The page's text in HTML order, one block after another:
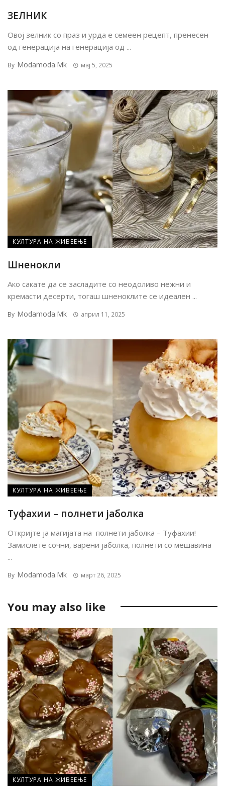
ЗЕЛНИК
Овој зелник со праз и урда е семеен рецепт, пренесен
од генерација на генерација од ...
By Modamoda.mk мај 5, 2025
КУЛТУРА НА ЖИВЕЕЊЕ
Шненокли
Ако сакате да се засладите со неодоливо нежни и
кремасти десерти, тогаш шненоклите се идеален ...
By Modamoda.mk април 11, 2025
КУЛТУРА НА ЖИВЕЕЊЕ
Туфахии – полнети јаболка
Откријте ја магијата на полнети јаболка – Туфахии!
Замислете сочни, варени јаболка, полнети со мешавина
...
By Modamoda.mk март 26, 2025
You may also like
КУЛТУРА НА ЖИВЕЕЊЕ